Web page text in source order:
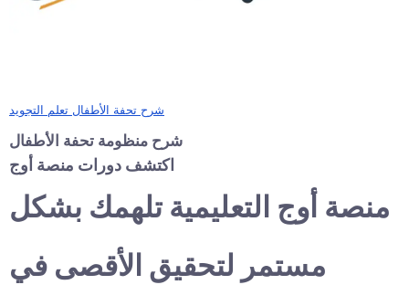
شرح تحفة الأطفال تعلم التجويد
شرح منظومة تحفة الأطفال
اكتشف دورات منصة أوج
منصة أوج التعليمية تلهمك بشكل
مستمر لتحقيق الأقصى في